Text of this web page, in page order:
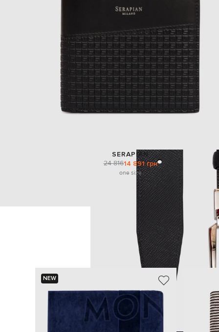
SERAPIAN
24 81614 891 грн
one size
NEW